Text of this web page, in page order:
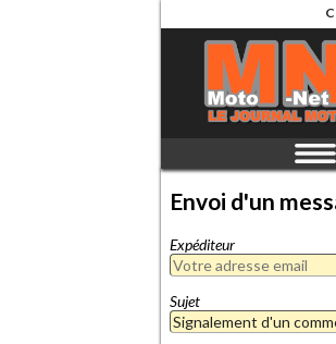
Envoi d'un
Expéditeur
Sujet